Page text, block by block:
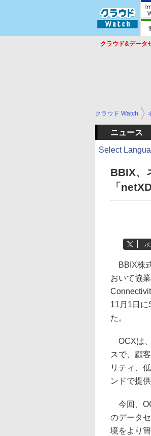
クラウド&データ
クラウド Watch
ニュース
Select
BBIX、
「
ポ
BBIX株
おいて協
11月1日に
た。
OCXは
スで、顧
リティ、
ンドで提供
今回、
のデータ
境をより